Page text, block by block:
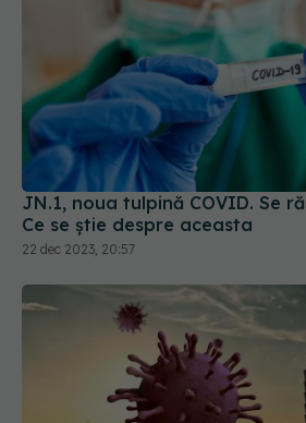
JN.1, noua tulpină COVID. Se
Ce se știe despre aceasta
22 dec 2023, 20:57